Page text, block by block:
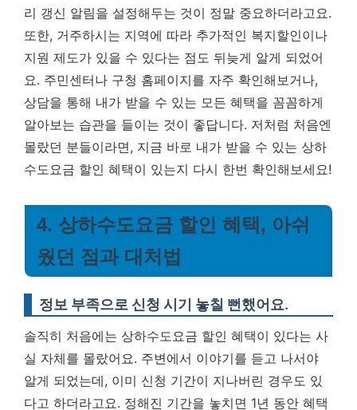
리 갱신 알림을 설정해두는 것이 정말 중요하더라고요.
또한, 거주하시는 지역에 따라 추가적인 복지할인이나
지원 제도가 있을 수 있다는 점도 뒤늦게 알게 되었어
요. 주민센터나 구청 홈페이지를 자주 확인해보거나,
상담을 통해 내가 받을 수 있는 모든 혜택을 꼼꼼하게
알아보는 습관을 들이는 것이 좋답니다. 저처럼 처음엔
몰랐던 분들이라면, 지금 바로 내가 받을 수 있는 상하
수도요금 할인 혜택이 있는지 다시 한번 확인해보세요!
4. 상하수도요금 할인 혜택, 아쉬
웠던 점과 대처법
정보 부족으로 신청 시기 놓칠 뻔했어요.
솔직히 처음에는 상하수도요금 할인 혜택이 있다는 사
실 자체를 몰랐어요. 주변에서 이야기를 듣고 나서야
알게 되었는데, 이미 신청 기간이 지나버린 경우도 있
다고 하더라고요. 정해진 기간을 놓치면 1년 동안 혜택